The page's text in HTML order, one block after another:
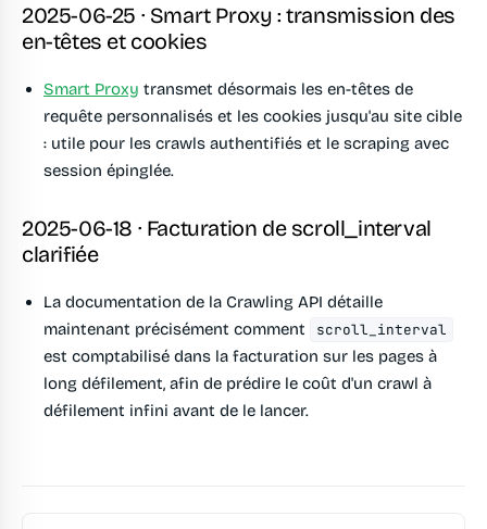
2025-06-25 · Smart Proxy : transmission des
en-têtes et cookies
Smart Proxy transmet désormais les en-têtes de
requête personnalisés et les cookies jusqu'au site cible
: utile pour les crawls authentifiés et le scraping avec
session épinglée.
2025-06-18 · Facturation de scroll_interval
clarifiée
La documentation de la Crawling API détaille
maintenant précisément comment
scroll_interval
est comptabilisé dans la facturation sur les pages à
long défilement, afin de prédire le coût d'un crawl à
défilement infini avant de le lancer.